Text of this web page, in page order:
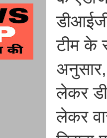
टीम के
लेकर
लेकर